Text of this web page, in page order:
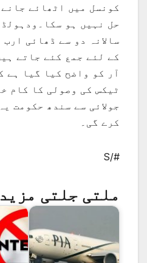
کونسل میں اٹھائے
حل نہیں ہو
سالانہ دو سے ڈھائی
کے لئے جمع کئے جاتے
آر کو واضح کیا گیا ہے
ٹیکس کی وصولی کا کام
جولائی سے سندھ حکومت
کرے گی۔
#/S
ملتی جلتی